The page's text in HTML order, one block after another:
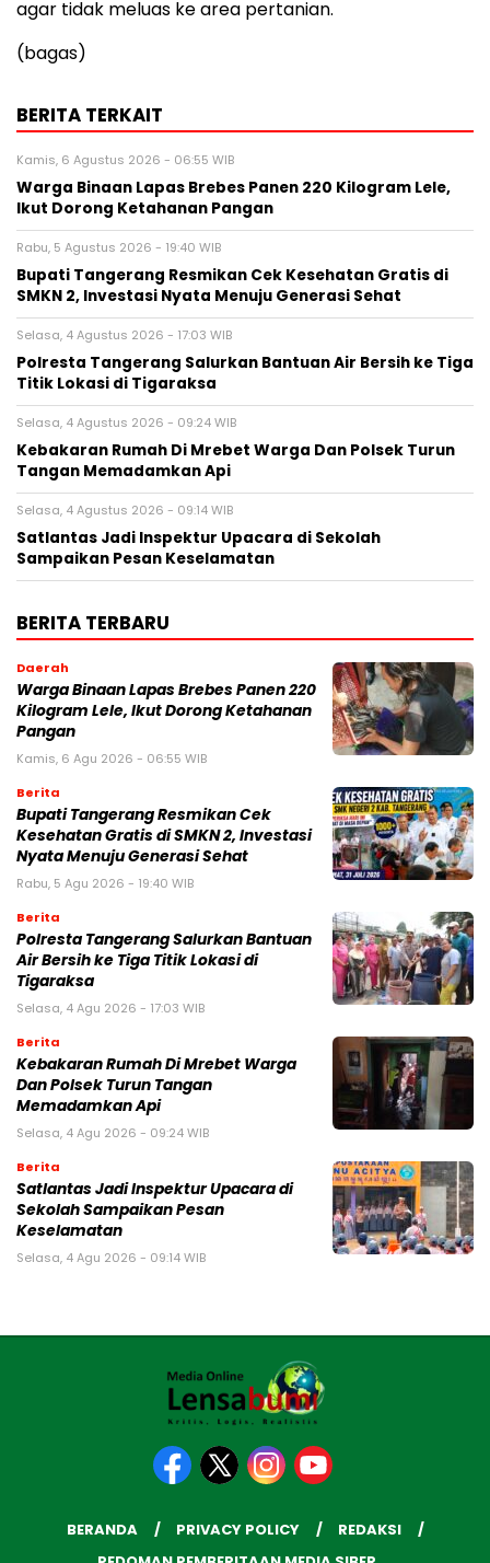
agar tidak meluas ke area pertanian.
(bagas)
BERITA TERKAIT
Kamis, 6 Agustus 2026 - 06:55 WIB
Warga Binaan Lapas Brebes Panen 220 Kilogram Lele,
Ikut Dorong Ketahanan Pangan
Rabu, 5 Agustus 2026 - 19:40 WIB
‎Bupati Tangerang Resmikan Cek Kesehatan Gratis di
SMKN 2, Investasi Nyata Menuju Generasi Sehat
Selasa, 4 Agustus 2026 - 17:03 WIB
Polresta Tangerang Salurkan Bantuan Air Bersih ke Tiga
Titik Lokasi di Tigaraksa
Selasa, 4 Agustus 2026 - 09:24 WIB
Kebakaran Rumah Di Mrebet Warga Dan Polsek Turun
Tangan Memadamkan Api
Selasa, 4 Agustus 2026 - 09:14 WIB
Satlantas Jadi Inspektur Upacara di Sekolah
Sampaikan Pesan Keselamatan
BERITA TERBARU
Daerah
Warga Binaan Lapas Brebes Panen 220
Kilogram Lele, Ikut Dorong Ketahanan
Pangan
Kamis, 6 Agu 2026 - 06:55 WIB
Berita
‎Bupati Tangerang Resmikan Cek
Kesehatan Gratis di SMKN 2, Investasi
Nyata Menuju Generasi Sehat
Rabu, 5 Agu 2026 - 19:40 WIB
Berita
Polresta Tangerang Salurkan Bantuan
Air Bersih ke Tiga Titik Lokasi di
Tigaraksa
Selasa, 4 Agu 2026 - 17:03 WIB
Berita
Kebakaran Rumah Di Mrebet Warga
Dan Polsek Turun Tangan
Memadamkan Api
Selasa, 4 Agu 2026 - 09:24 WIB
Berita
Satlantas Jadi Inspektur Upacara di
Sekolah Sampaikan Pesan
Keselamatan
Selasa, 4 Agu 2026 - 09:14 WIB
BERANDA PRIVACY POLICY
REDAKSI